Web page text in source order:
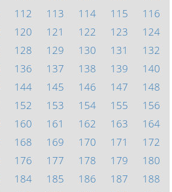
112 113 114 115
116
120 121 122 123
124
128 129 130 131
132
136 137 138 139
140
144 145 146 147
148
152 153 154 155
156
160 161 162 163
164
168 169 170 171
172
176 177 178 179
180
184 185 186 187
188